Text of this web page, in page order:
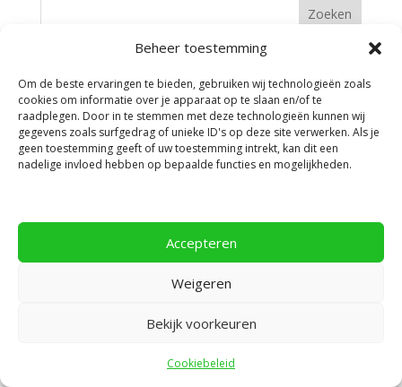
Beheer toestemming
Om de beste ervaringen te bieden, gebruiken wij technologieën zoals
cookies om informatie over je apparaat op te slaan en/of te
raadplegen. Door in te stemmen met deze technologieën kunnen wij
gegevens zoals surfgedrag of unieke ID's op deze site verwerken. Als je
geen toestemming geeft of uw toestemming intrekt, kan dit een
nadelige invloed hebben op bepaalde functies en mogelijkheden.
Accepteren
Weigeren
Bekijk voorkeuren
Cookiebeleid
Elegant Themes
doorWordPress